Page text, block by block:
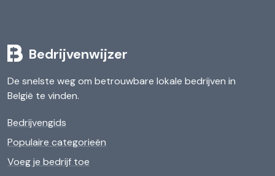
Bedrijvenwijzer
De snelste weg om betrouwbare lokale bedrijven in
België te vinden.
Bedrijvengids
Populaire categorieën
Voeg je bedrijf toe